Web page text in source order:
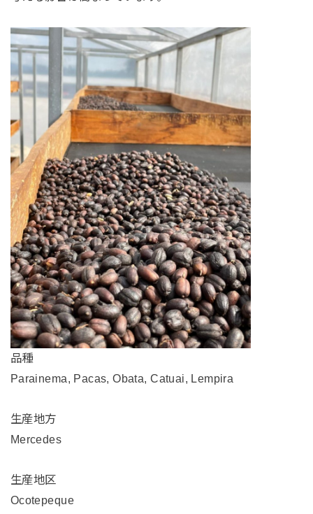
品種
Parainema, Pacas, Obata, Catuai, Lempira
生産地方
Mercedes
生産地区
Ocotepeque